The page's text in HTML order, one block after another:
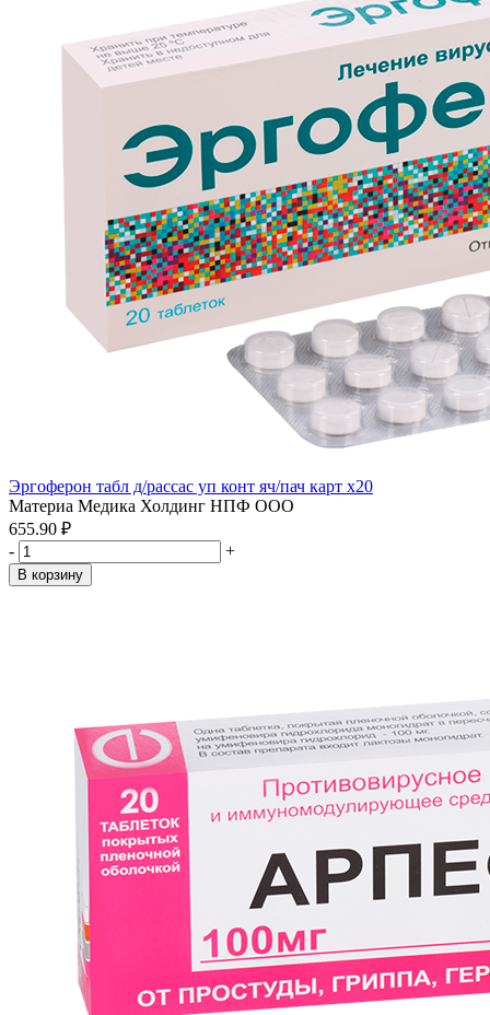
Эргоферон табл д/рассас уп конт яч/пач карт x20
Материа Медика Холдинг НПФ ООО
655.90 ₽
-
+
В корзину